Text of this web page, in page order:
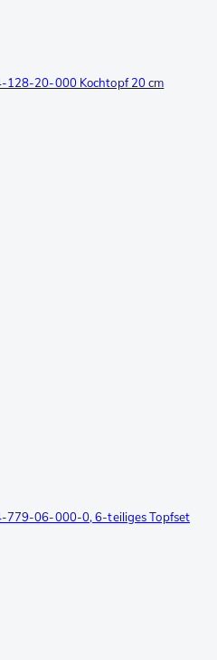
128-20-000 Kochtopf 20 cm
779-06-000-0, 6-teiliges Topfset